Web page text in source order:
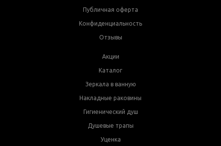
Публичная оферта
Конфиденциальность
Отзывы
Акции
Каталог
Зеркала в ванную
Накладные раковины
Гигиенический душ
Душевые трапы
Уценка